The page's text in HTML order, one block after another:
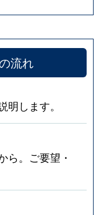
流れ
します。
ら。ご要望・